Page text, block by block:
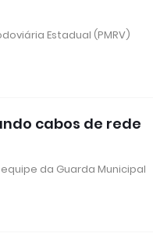
Estadual (PMRV)
cabos de rede
da Guarda Municipal